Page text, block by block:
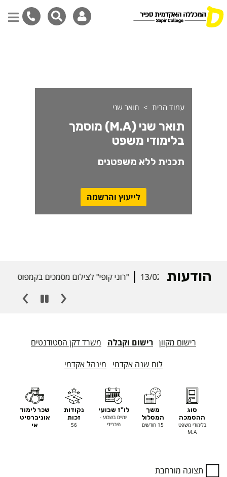
עמוד הבית תואר שני
תואר שני (M.A) מוסמך
בלימודי משפט
תכנית ללא משפטנים
לייעוץ והרשמה
הודעות
13/02/25 "רוני קופי" לצילום מסמכים בקמפוס
רישום מקוון רישום וקבלה
משרד דקן הסטודנטים
לוח שנה אקדמי
מינהל אקדמי
סוג
ההסמכה
בלימודי משפט
M.A
משך
המסלול
15 חודשים
לו"ז שבועי
יומיים בשבוע -
היברידי
נקודות
זכות
56
שכר לימוד
אוניברסיט
אי
תצוגה מורחבת